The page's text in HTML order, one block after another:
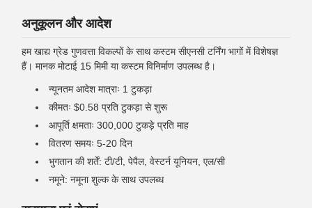
अनुकूलन और आदेश
हम खाद्य ग्रेड गुणवत्ता विकल्पों के साथ कस्टम सीएनसी टर्निंग भागों में विशेषज्ञ
हैं। मानक मोटाई 15 मिमी या कस्टम विनिर्माण उपलब्ध है।
न्यूनतम आदेश मात्राः 1 टुकड़ा
कीमतः $0.58 प्रति टुकड़ा से शुरू
आपूर्ति क्षमताः 300,000 टुकड़े प्रति माह
वितरण समयः 5-20 दिन
भुगतान की शर्तें: टी/टी, पेपैल, वेस्टर्न यूनियन, एल/सी
नमूने: नमूना शुल्क के साथ उपलब्ध